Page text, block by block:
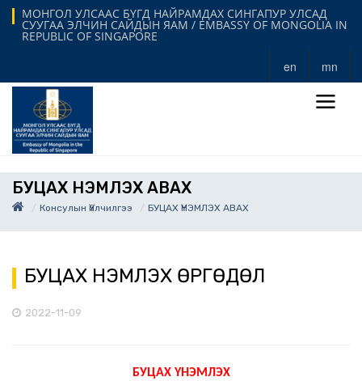
МОНГОЛ УЛСААС БҮГД НАЙРАМДАХ СИНГАПУР УЛСАД
СУУГАА ЭЛЧИН САЙДЫН ЯАМ / EMBASSY OF MONGOLIA IN
REPUBLIC OF SINGAPORE
en mn
БУЦАХ ҮНЭМЛЭХ АВАХ
Консулын Үйлчилгээ БУЦАХ ҮНЭМЛЭХ АВАХ
БУЦАХ ҮНЭМЛЭХ ӨРГӨДӨЛ
2022-11-09
БУЦАХ ҮНЭМЛЭХ